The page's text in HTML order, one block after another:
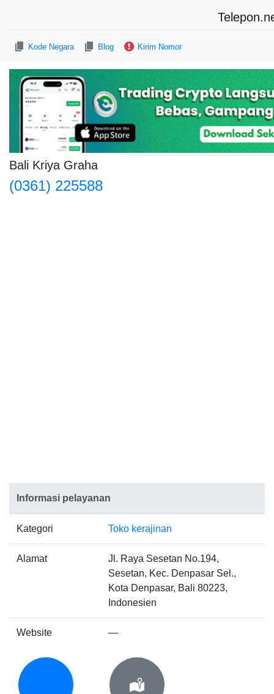
Kode Negara Blog Kirim Nomor
Bali Kriya Graha
(0361) 225588
Informasi pelayanan
Kategori Toko kerajinan
Alamat
Jl. Raya Sesetan No.194,
Sesetan, Kec. Denpasar Sel.,
Kota Denpasar, Bali 80223,
Indonesien
Website —